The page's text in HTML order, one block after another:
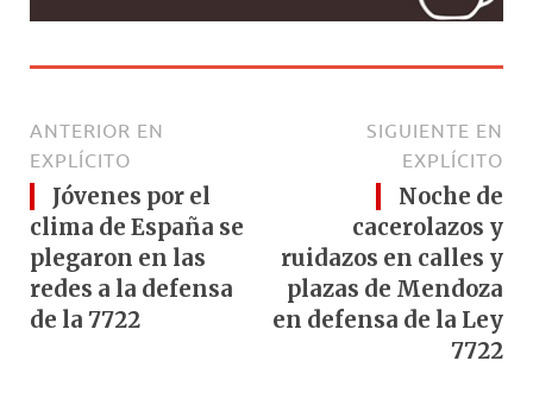
ANTERIOR EN
EXPLÍCITO
Jóvenes por el
clima de España se
plegaron en las
redes a la defensa
de la 7722
SIGUIENTE EN
EXPLÍCITO
Noche de
cacerolazos y
ruidazos en calles y
plazas de Mendoza
en defensa de la Ley
7722